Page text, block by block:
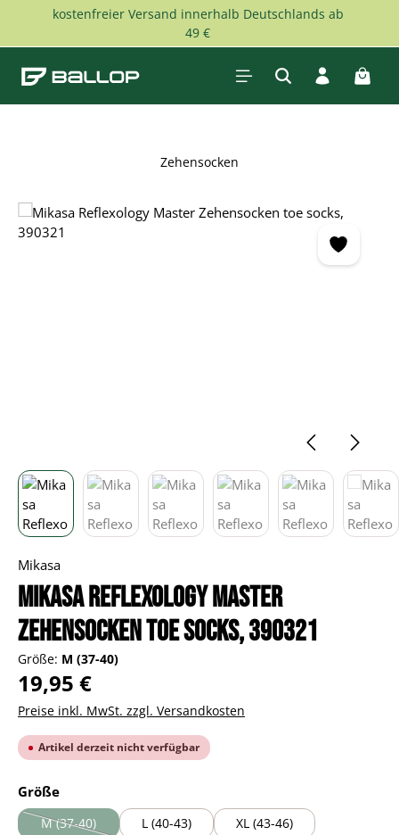
Zum Hauptinhalt springen
kostenfreier Versand innerhalb Deutschlands ab
49 €
Zehensocken
Bildergalerie überspringen
Mikasa
Mikasa Reflexology Master
Zehensocken toe socks, 390321
Größe: M (37-40)
Regulärer Preis:
19,95 €
Preise inkl. MwSt. zzgl. Versandkosten
Artikel derzeit nicht verfügbar
Größeauswählen
M (37-40) L (40-43) XL (43-46)